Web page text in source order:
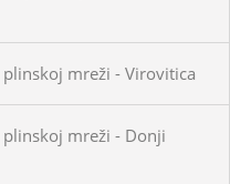
mreži - Virovitica
mreži - Donji